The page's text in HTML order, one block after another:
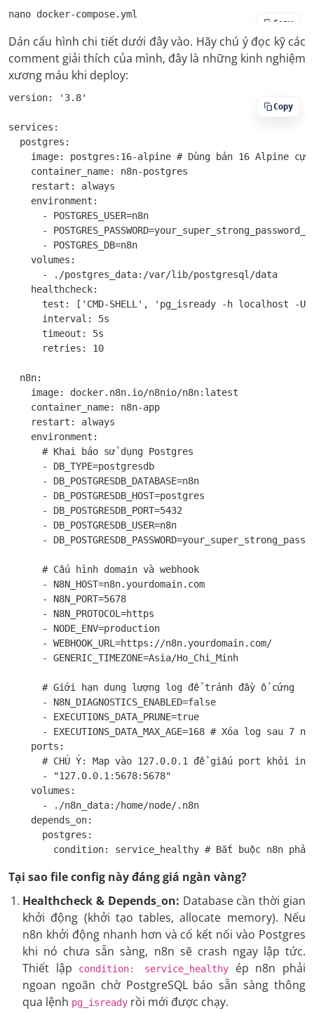
nano docker-compose.yml
Copy
Dán cấu hình chi tiết dưới đây vào. Hãy chú ý đọc kỹ các
comment giải thích của mình, đây là những kinh nghiệm
xương máu khi deploy:
version: '3.8'
services:
  postgres:
image: postgres:16-alpine # Dùng bản 16 Alpine
    container_name: n8n-postgres
    restart: always
    environment:
      - POSTGRES_USER=n8n
-
      - POSTGRES_DB=n8n
    volumes:
      - ./postgres_data:/var/lib/postgresql/data
    healthcheck:
test: ['CMD-SHELL', 'pg_isready -h localhost -U
      interval: 5s
      timeout: 5s
      retries: 10
  n8n:
    image: docker.n8n.io/n8nio/n8n:latest
    container_name: n8n-app
    restart: always
    environment:
      # Khai báo sử dụng Postgres
      - DB_TYPE=postgresdb
      - DB_POSTGRESDB_DATABASE=n8n
      - DB_POSTGRESDB_HOST=postgres
      - DB_POSTGRESDB_PORT=5432
      - DB_POSTGRESDB_USER=n8n
-
      # Cấu hình domain và webhook
      - N8N_HOST=n8n.yourdomain.com
      - N8N_PORT=5678
      - N8N_PROTOCOL=https
      - NODE_ENV=production
      - WEBHOOK_URL=https://n8n.yourdomain.com/
      - GENERIC_TIMEZONE=Asia/Ho_Chi_Minh
      # Giới hạn dung lượng log để tránh đầy ổ cứng
      - N8N_DIAGNOSTICS_ENABLED=false
      - EXECUTIONS_DATA_PRUNE=true
- EXECUTIONS_DATA_MAX_AGE=168 # Xóa log sau 7
    ports:
# CHÚ Ý: Map vào 127.0.0.1 để giấu port khỏi
      - "127.0.0.1:5678:5678"
    volumes:
      - ./n8n_data:/home/node/.n8n
    depends_on:
      postgres:
condition: service_healthy # Bắt buộc n8n
Copy
Tại sao file config này đáng giá ngàn vàng?
Healthcheck & Depends_on: Database cần thời gian
khởi động (khởi tạo tables, allocate memory). Nếu
n8n khởi động nhanh hơn và cố kết nối vào Postgres
khi nó chưa sẵn sàng, n8n sẽ crash ngay lập tức.
Thiết lập
condition: service_healthy
ép n8n phải
ngoan ngoãn chờ PostgreSQL báo sẵn sàng thông
qua lệnh pg_isready rồi mới được chạy.